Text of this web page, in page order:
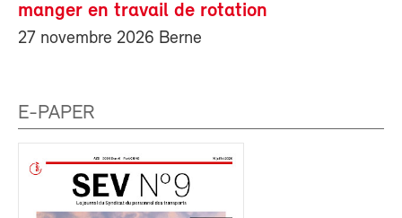
manger en travail de rotation
27 novembre 2026 Berne
E-PAPER